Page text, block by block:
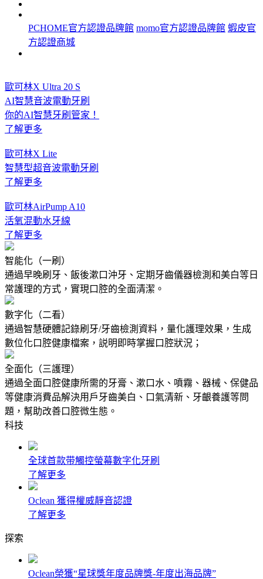
PCHOME官方認證品牌館 momo官方認證品牌館 蝦皮官
方認證商城
歐可林X Ultra 20 S
AI智慧音波電動牙刷
你的AI智慧牙刷管家！
了解更多
歐可林X Lite
智慧型超音波電動牙刷
了解更多
歐可林AirPump A10
活氧混動水牙線
了解更多
智能化（一刷）
通過早晚刷牙、飯後漱口沖牙、定期牙齒儀器檢測和美白等日
常護理的方式，實現口腔的全面清潔。
數字化（二看）
通過智慧硬體記錄刷牙/牙齒檢測資料，量化護理效果，生成
數位化口腔健康檔案，説明即時掌握口腔狀況；
全面化（三護理）
通過全面口腔健康所需的牙膏、漱口水、噴霧、器械、保健品
等健康消費品解決用戶牙齒美白、口氣清新、牙齦養護等問
題，幫助改善口腔微生態。
科技
全球首款带觸控螢幕數字化牙刷
了解更多
Oclean 獲得權威靜音認證
了解更多
探索
Oclean榮獲“星球獎年度品牌獎-年度出海品牌”